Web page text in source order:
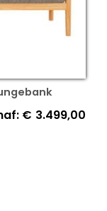
€ 3.499,00